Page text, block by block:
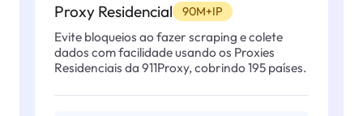
Proxy Residencial 90M+IP
Evite bloqueios ao fazer scraping e colete
dados com facilidade usando os Proxies
Residenciais da 911Proxy, cobrindo 195 países.